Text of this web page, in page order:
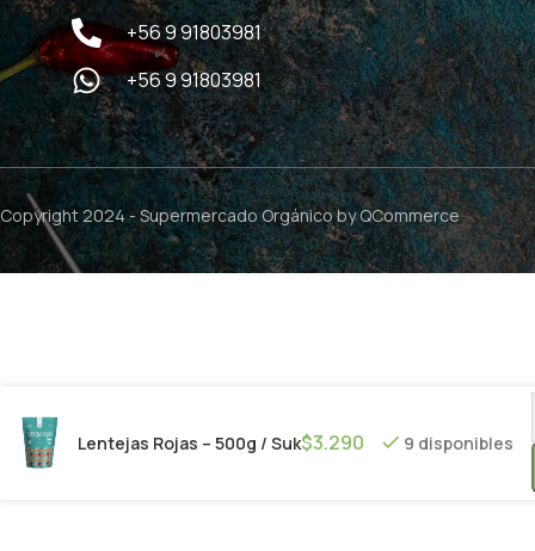
+56 9 91803981
+56 9 91803981
Copyright 2024 -Supermercado Orgánicoby QCommerce
Lentejas Rojas – 500g / Suk$3.290 9 disponibles